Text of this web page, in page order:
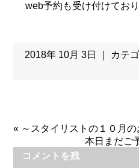
web予約も受け付けてお
2018年 10月 3日 ｜ カテゴ
« ～スタイリストの１０月の
本日まだご
コメントを残